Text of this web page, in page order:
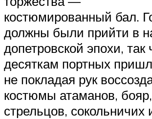
костюмированный бал.
должны были прийти в
допетровской эпохи, так
десяткам портных
не покладая рук
костюмы атаманов, бояр,
стрельцов, сокольничих